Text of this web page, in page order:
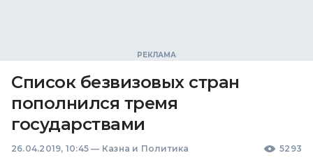
Список безвизовых стран
пополнился тремя
государствами
26.04.2019, 10:45 — Казна и Политика 5293